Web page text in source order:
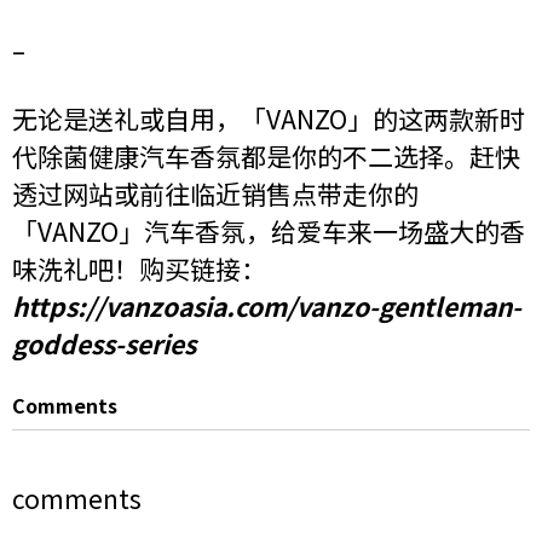
–
无论是送礼或自用，「VANZO」的这两款新时
代除菌健康汽车香氛都是你的不二选择。赶快
透过网站或前往临近销售点带走你的
「VANZO」汽车香氛，给爱车来一场盛大的香
味洗礼吧！购买链接：
https://vanzoasia.com/vanzo-gentleman-
goddess-series
Comments
comments